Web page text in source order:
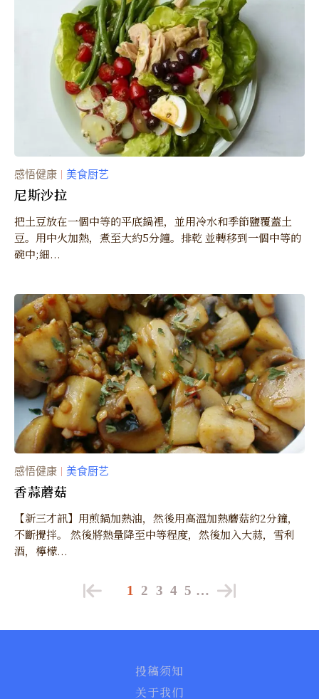
感悟健康 ｜ 美食厨艺
尼斯沙拉
把土豆放在一個中等的平底鍋裡，並用冷水和季節鹽覆蓋土
豆。用中火加熱，煮至大約5分鐘。排乾 並轉移到一個中等的
碗中;細...
感悟健康 ｜ 美食厨艺
香蒜蘑菇
【新三才訊】用煎鍋加熱油，然後用高溫加熱蘑菇約2分鐘，
不斷攪拌。 然後將熱量降至中等程度，然後加入大蒜，雪利
酒，檸檬...
1 2 3 4 5 …
投稿须知
关于我们